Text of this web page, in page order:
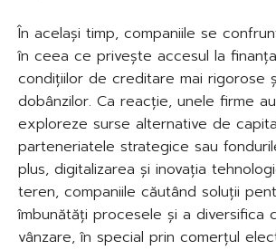
În același timp, companiile se
în ceea ce privește accesul la
condițiilor de creditare mai rigorose
dobânzilor. Ca reacție, unele firme
exploreze surse alternative de
parteneriatele strategice sau
plus, digitalizarea și inovația
teren, companiile căutând soluții
îmbunătăți procesele și a diversifica
vânzare, în special prin comerțul